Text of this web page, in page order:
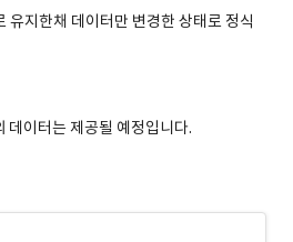
유지한채 데이터만 변경한 상태로 정식
데이터는 제공될 예정입니다.